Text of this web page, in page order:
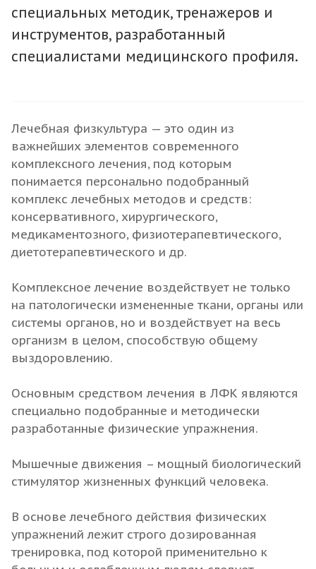
специальных методик, тренажеров и
инструментов, разработанный
специалистами медицинского профиля.
Лечебная физкультура — это один из
важнейших элементов современного
комплексного лечения, под которым
понимается персонально подобранный
комплекс лечебных методов и средств:
консервативного, хирургического,
медикаментозного, физиотерапевтического,
диетотерапевтического и др.
Комплексное лечение воздействует не только
на патологически измененные ткани, органы или
системы органов, но и воздействует на весь
организм в целом, способствую общему
выздоровлению.
Основным средством лечения в ЛФК являются
специально подобранные и методически
разработанные физические упражнения.
Мышечные движения – мощный биологический
стимулятор жизненных функций человека.
В основе лечебного действия физических
упражнений лежит строго дозированная
тренировка, под которой применительно к